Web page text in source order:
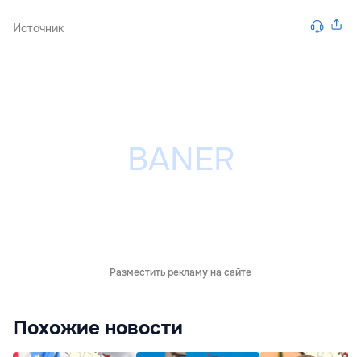
Источник
Разместить рекламу на сайте
Похожие новости